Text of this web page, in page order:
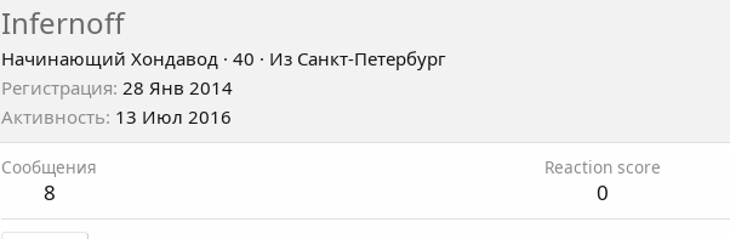
Infernoff
Начинающий Хондавод · 40 · Из Санкт-Петербург
Регистрация 28 Янв 2014
Активность 13 Июл 2016
Сообщения
8
Reaction score
0